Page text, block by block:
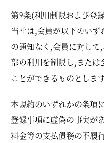
第9条(利用制限および登
当社は,会員が以下のい
の通知なく,会員に対し
部の利用を制限し,または
ことができるものとします
本規約のいずれかの条項
登録事項に虚偽の事実が
料金等の支払債務の不履